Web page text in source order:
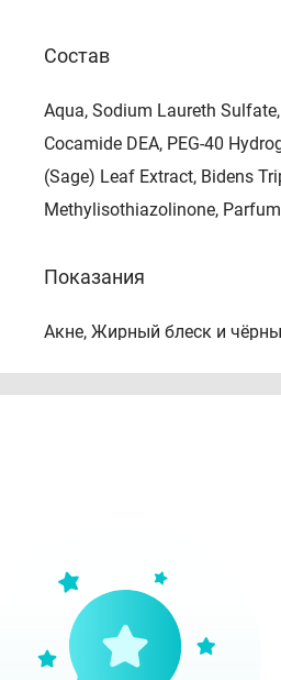
Состав
Aqua, Sodium Laureth
Cocamide DEA, PEG-40
(Sage) Leaf Extract, Bidens
Methylisothiazolinone,
Показания
Акне, Жирный блеск и
Противопоказания
Небольшое количество
жирной и смешанной кожи.